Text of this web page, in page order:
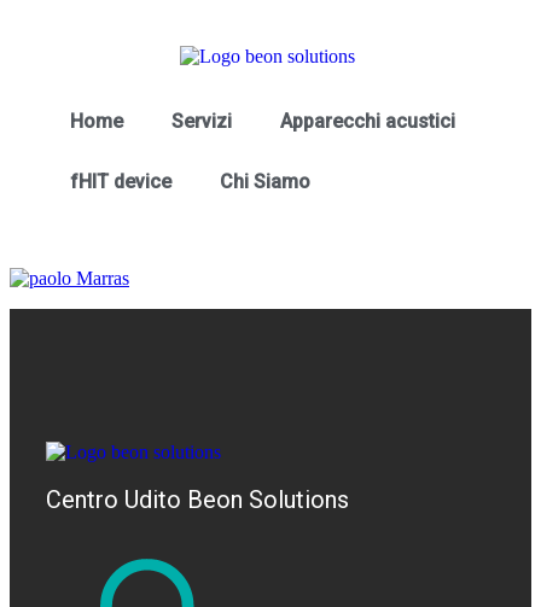
Home Servizi Apparecchi acustici
fHIT device Chi Siamo
Centro Udito Beon Solutions